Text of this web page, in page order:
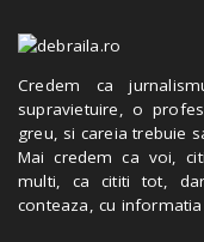
Credem ca
supravietuire, o
greu, si careia trebuie
Mai credem ca voi,
multi, ca cititi tot,
conteaza, cu